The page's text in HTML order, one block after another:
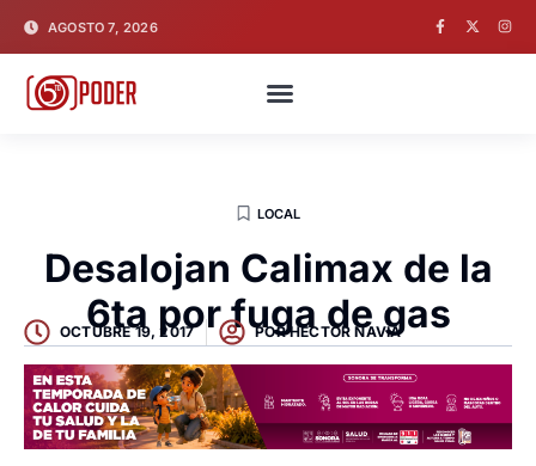
AGOSTO 7, 2026
LOCAL
Desalojan Calimax de la
6ta por fuga de gas
OCTUBRE 19, 2017 PORHECTOR NAVIA